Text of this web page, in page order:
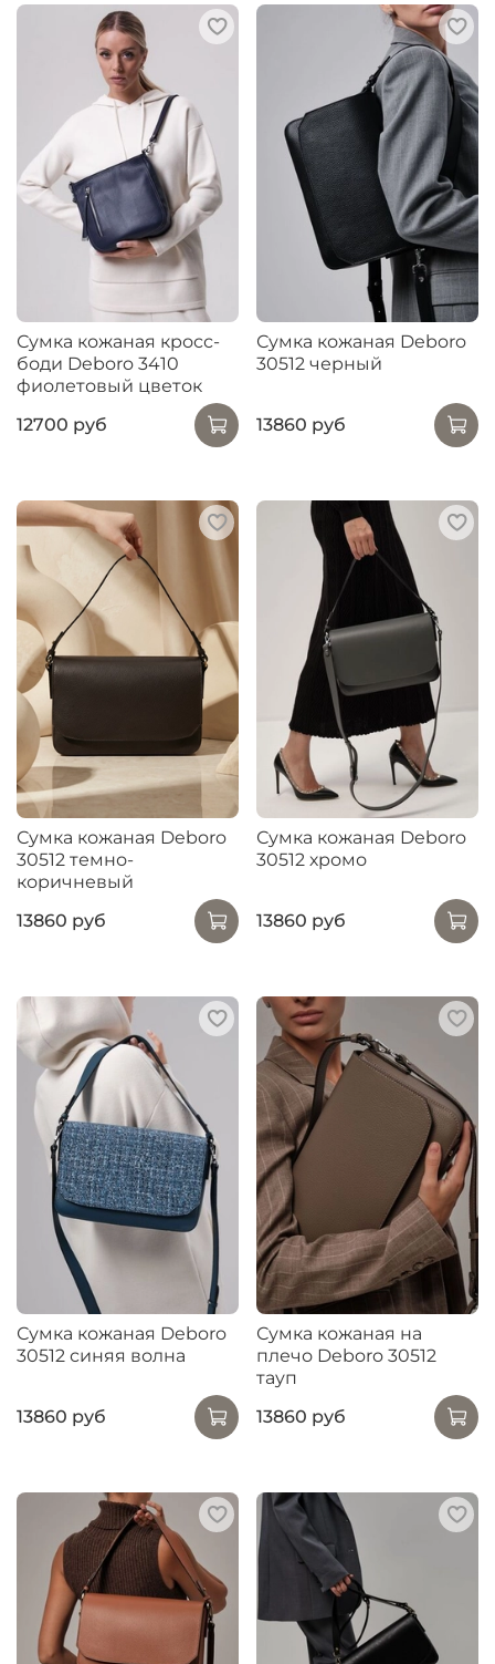
Сумка кожаная кросс-
боди Deboro 3410
фиолетовый цветок
12700 руб
Сумка кожаная Deboro
30512 черный
13860 руб
Сумка кожаная Deboro
30512 темно-
коричневый
13860 руб
Сумка кожаная Deboro
30512 хромо
13860 руб
Сумка кожаная Deboro
30512 синяя волна
13860 руб
Сумка кожаная на
плечо Deboro 30512
тауп
13860 руб